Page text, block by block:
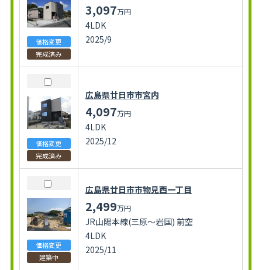
価格変更
完成済み
3,097万円
4LDK
2025/9
価格変更
完成済み
広島県廿日市市宮内
4,097万円
4LDK
2025/12
価格変更
建築中
広島県廿日市市物見西一丁目
2,499万円
JR山陽本線(三原～岩国) 前空
4LDK
2025/11